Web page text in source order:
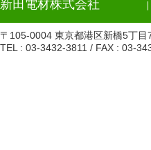
新田電材株式会社
〒105-0004 東京都港区新橋5丁
TEL : 03-3432-3811 / FAX : 03-